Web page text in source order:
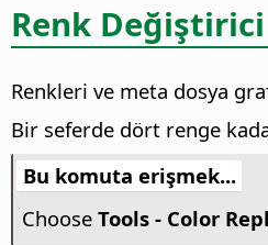
Renk Değiştirici
Renkleri ve meta dosya
Bir seferde dört renge
Bu komuta erişmek...
Choose Tools - Color